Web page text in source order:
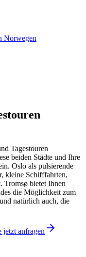
Norwegen
Tagestouren
beiden Städte und Ihre
Oslo als pulsierende
kleine Schifffahrten,
Tromsø bietet Ihnen
die Möglichkeit zum
natürlich auch, die
anfragen